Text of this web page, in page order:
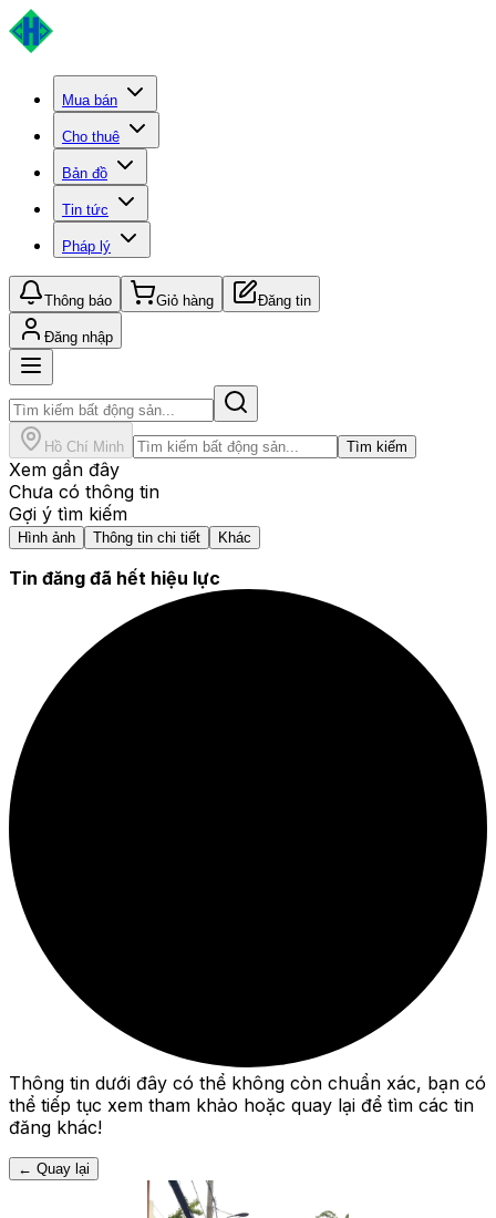
Mua bán
Cho thuê
Bản đồ
Tin tức
Pháp lý
Thông báo Giỏ hàng Đăng tin
Đăng nhập
Hồ Chí Minh Tìm kiếm
Xem gần đây
Chưa có thông tin
Gợi ý tìm kiếm
Hình ảnh Thông tin chi tiết Khác
Tin đăng đã hết hiệu lực
Thông tin dưới đây có thể không còn chuẩn xác, bạn có
thể tiếp tục xem tham khảo hoặc quay lại để tìm các tin
đăng khác!
← Quay lại